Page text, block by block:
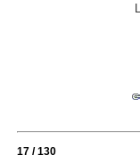
17 / 130